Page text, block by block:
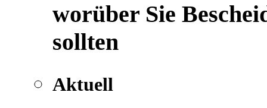
worüber Sie
sollten
Aktuell